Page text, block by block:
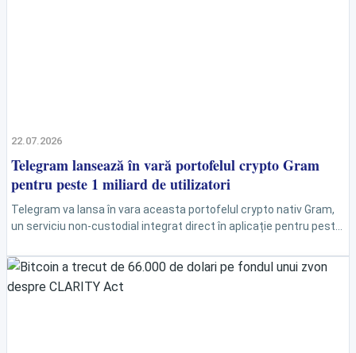
22.07.2026
Telegram lansează în vară portofelul crypto Gram
pentru peste 1 miliard de utilizatori
Telegram va lansa în vara aceasta portofelul crypto nativ Gram,
un serviciu non-custodial integrat direct în aplicație pentru peste